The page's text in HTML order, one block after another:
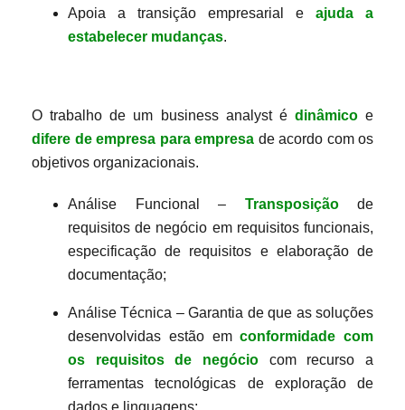
Apoia a transição empresarial e ajuda a
estabelecer mudanças.
O trabalho de um business analyst é dinâmico e
difere de empresa para empresa de acordo com os
objetivos organizacionais.
Análise Funcional – Transposição de
requisitos de negócio em requisitos funcionais,
especificação de requisitos e elaboração de
documentação;
Análise Técnica – Garantia de que as soluções
desenvolvidas estão emconformidade com
os requisitos de negócio com recurso a
ferramentas tecnológicas de exploração de